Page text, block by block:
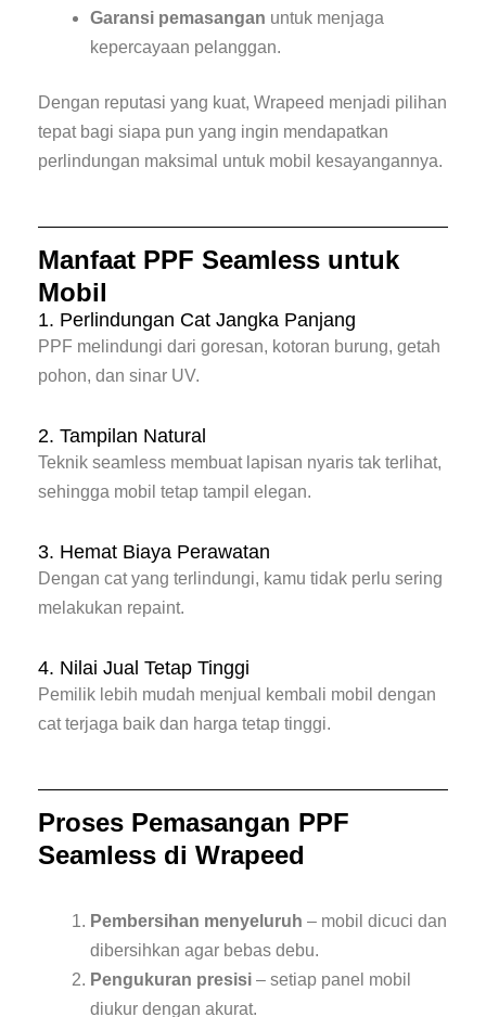
Garansi pemasangan untuk menjaga
kepercayaan pelanggan.
Dengan reputasi yang kuat, Wrapeed menjadi pilihan
tepat bagi siapa pun yang ingin mendapatkan
perlindungan maksimal untuk mobil kesayangannya.
Manfaat PPF Seamless untuk
Mobil
1. Perlindungan Cat Jangka Panjang
PPF melindungi dari goresan, kotoran burung, getah
pohon, dan sinar UV.
2. Tampilan Natural
Teknik seamless membuat lapisan nyaris tak terlihat,
sehingga mobil tetap tampil elegan.
3. Hemat Biaya Perawatan
Dengan cat yang terlindungi, kamu tidak perlu sering
melakukan repaint.
4. Nilai Jual Tetap Tinggi
Pemilik lebih mudah menjual kembali mobil dengan
cat terjaga baik dan harga tetap tinggi.
Proses Pemasangan PPF
Seamless di Wrapeed
Pembersihan menyeluruh – mobil dicuci dan
dibersihkan agar bebas debu.
Pengukuran presisi – setiap panel mobil
diukur dengan akurat.